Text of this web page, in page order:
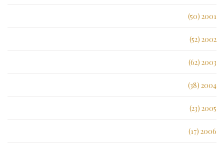
2001 (50)
2002 (52)
2003 (62)
2004 (38)
2005 (23)
2006 (17)